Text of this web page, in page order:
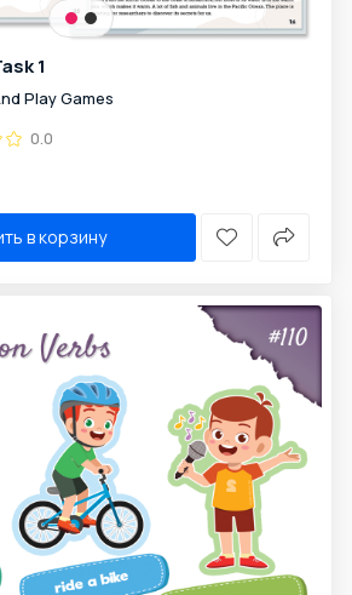
1
Play Games
0.0
в корзину